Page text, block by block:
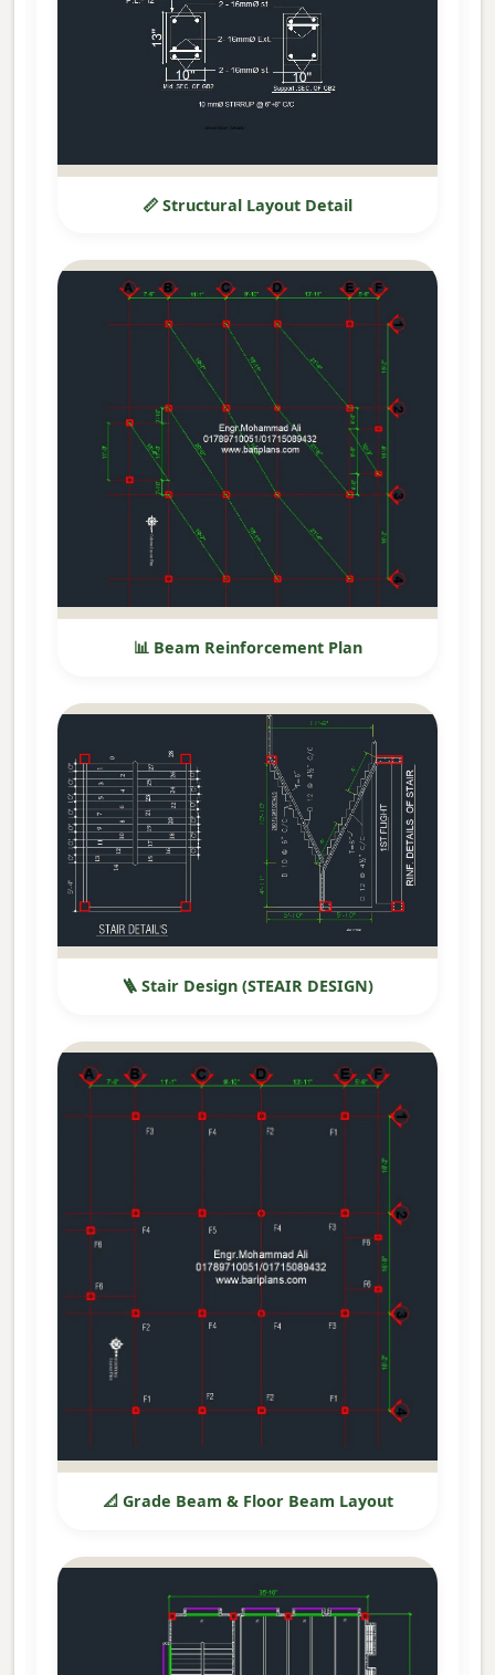
📏 Structural Layout Detail
📊 Beam Reinforcement Plan
🪜 Stair Design (STEAIR DESIGN)
📐 Grade Beam & Floor Beam Layout